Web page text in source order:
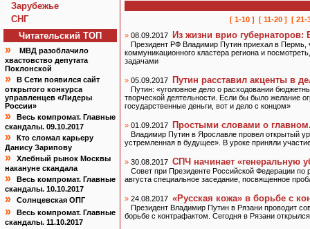
Зарубежье
СНГ
Читательский TOП
»
МВД разоблачило
хвастовство депутата
Поклонской
»
В Сети появился сайт
открытого конкурса
управленцев «Лидеры
России»
»
Весь компромат. Главные
скандалы. 09.10.2017
»
Кто сломал карьеру
Данису Зарипову
»
Хлебный рынок Москвы
накануне скандала
»
Весь компромат. Главные
скандалы. 10.10.2017
» Солнцевская ОПГ
»
Весь компромат. Главные
скандалы. 11.10.2017
[ 1-10 ] [ 11-20 ] [ 21-
» 08.09.2017 Из жизни врио
Президент РФ Владимир Путин приехал в Пермь,
коммуникационного кластера региона и
задачами
» 05.09.2017 Путин расставил акценты в
Путин: «уголовное дело о расходовании
творческой деятельности. Если бы было желание
государственные деньги, вот и дело с концом»
» 01.09.2017 Простыми словами о
Владимир Путин в Ярославле провел открытый
устремленная в будущее». В уроке приняли
» 30.08.2017 СПЧ начинает «генеральную
Совет при Президенте Российской Федерации
августа специальное заседание, посвященное
» 24.08.2017 «Русская кожа» в борьбе с
Президент Владимир Путин в Рязани проводит
борьбе с контрафактом. Сегодня в Рязани